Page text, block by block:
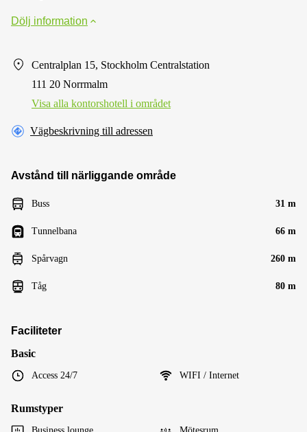
Dölj information
Centralplan 15, Stockholm Centralstation
111 20 Norrmalm
Visa alla kontorshotell i området
Vägbeskrivning till adressen
Avstånd till närliggande område
Buss 31 m
Tunnelbana 66 m
Spårvagn 260 m
Tåg 80 m
Faciliteter
Basic
Access 24/7 WIFI / Internet
Rumstyper